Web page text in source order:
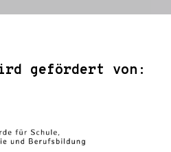
gefördert von: